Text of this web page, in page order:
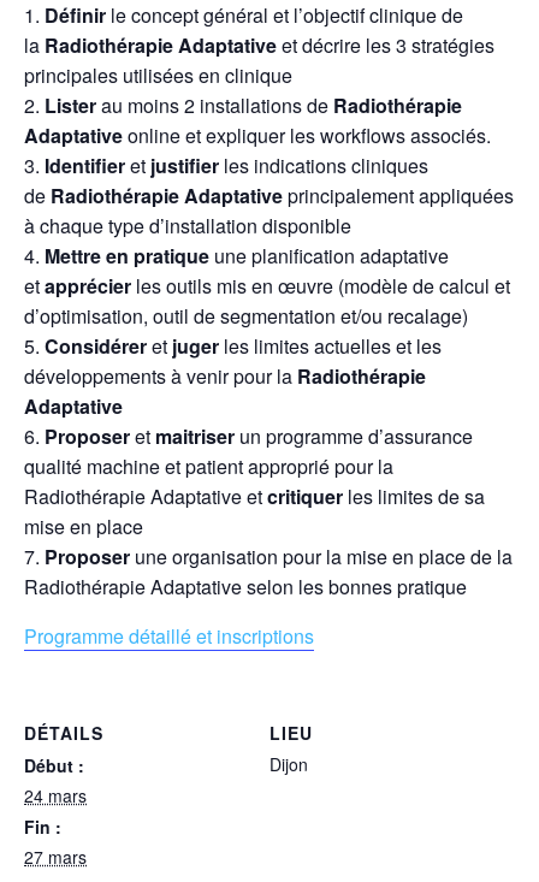
Définir le concept général et l’objectif clinique de
la Radiothérapie Adaptativeet décrire les 3 stratégies
principales utilisées en clinique
Listerau moins 2 installations de Radiothérapie
Adaptativeonline et expliquer les workflows associés.
Identifieret justifier les indications cliniques
de Radiothérapie Adaptativeprincipalement appliquées
à chaque type d’installation disponible
Mettre en pratique une planification adaptative
etapprécier les outils mis en œuvre (modèle de calcul et
d’optimisation, outil de segmentation et/ou recalage)
Considéreret juger les limites actuelles et les
développements à venir pour la Radiothérapie
Adaptative
Proposeret maitriser un programme d’assurance
qualité machine et patient approprié pour la
Radiothérapie Adaptative etcritiquer les limites de sa
mise en place
Proposer une organisation pour la mise en place de la
Radiothérapie Adaptative selon les bonnes pratique
Programme détaillé et inscriptions
DÉTAILS
Début :
24 mars
Fin :
27 mars
LIEU
Dijon